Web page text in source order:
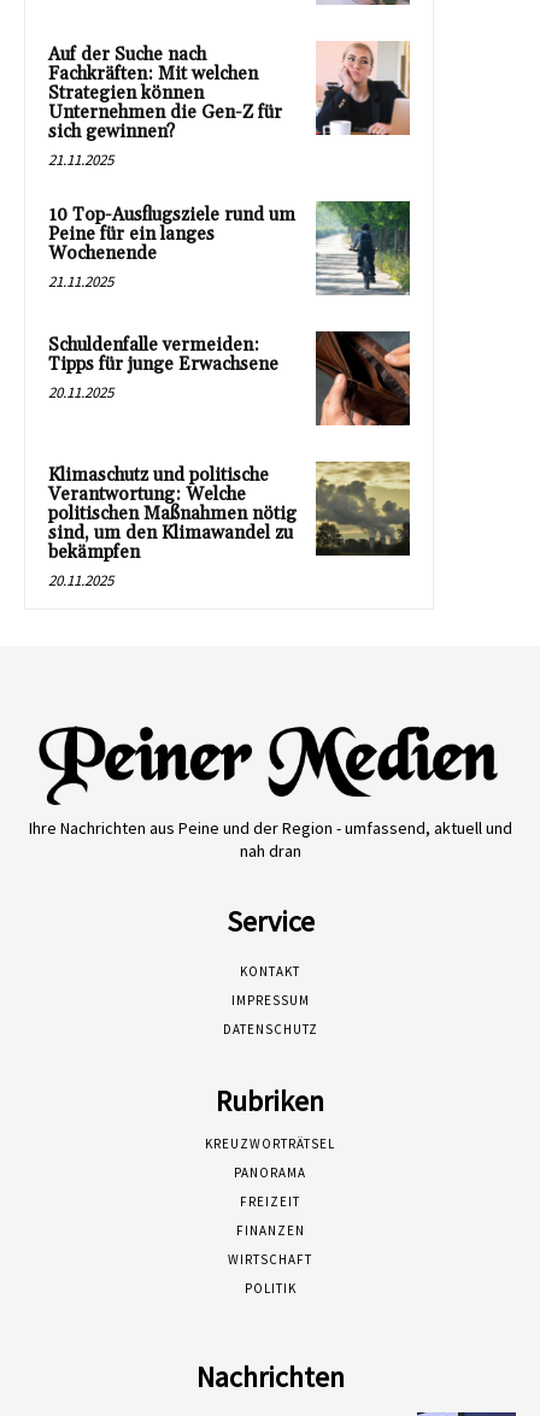
Auf der Suche nach
Fachkräften: Mit welchen
Strategien können
Unternehmen die Gen-Z für
sich gewinnen?
21.11.2025
10 Top-Ausflugsziele rund um
Peine für ein langes
Wochenende
21.11.2025
Schuldenfalle vermeiden:
Tipps für junge Erwachsene
20.11.2025
Klimaschutz und politische
Verantwortung: Welche
politischen Maßnahmen nötig
sind, um den Klimawandel zu
bekämpfen
20.11.2025
Ihre Nachrichten aus Peine und der Region - umfassend, aktuell und
nah dran
Service
KONTAKT
IMPRESSUM
DATENSCHUTZ
Rubriken
KREUZWORTRÄTSEL
PANORAMA
FREIZEIT
FINANZEN
WIRTSCHAFT
POLITIK
Nachrichten